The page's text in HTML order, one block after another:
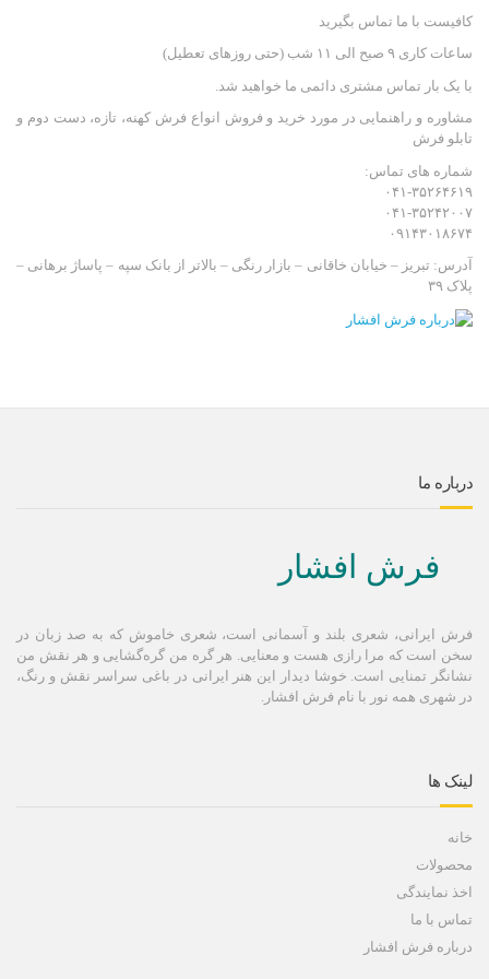
کافیست با ما تماس بگیرید
ساعات کاری ۹ صبح الی ۱۱ شب (حتی روزهای تعطیل)
با یک بار تماس مشتری دائمی ما خواهید شد.
مشاوره و راهنمایی در مورد خرید و فروش انواع فرش کهنه، تازه، دست دوم و
تابلو فرش
شماره های تماس:
۰۴۱-۳۵۲۶۴۶۱۹
۰۴۱-۳۵۲۴۲۰۰۷
۰۹۱۴۳۰۱۸۶۷۴
آدرس: تبریز – خیابان خاقانی – بازار رنگی – بالاتر از بانک سپه – پاساژ برهانی –
پلاک ۳۹
درباره ما
فرش افشار
فرش ایرانی، شعری بلند و آسمانی است، شعری خاموش كه به صد زبان در
سخن است كه مرا رازی هست و معنایی. هر گره من گره‌گشایی و هر نقش من
نشانگر تمنایی است. خوشا دیدار این هنر ایرانی در باغی سراسر نقش و رنگ،
در شهری همه نور با نام فرش افشار.
لینک ها
خانه
محصولات
اخذ نمایندگی
تماس با ما
درباره فرش افشار